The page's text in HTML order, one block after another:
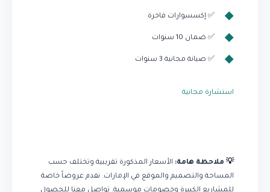
✅ إكسسوارات فاخرة
✅ ضمان 10 سنوات
✅ صيانة مجانية 3 سنوات
استشارة مجانية
💡 ملاحظة هامة: الأسعار المذكورة تقريبية وتختلف حسب
المساحة والتصميم والموقع في الإمارات. نقدم عروضاً خاصة